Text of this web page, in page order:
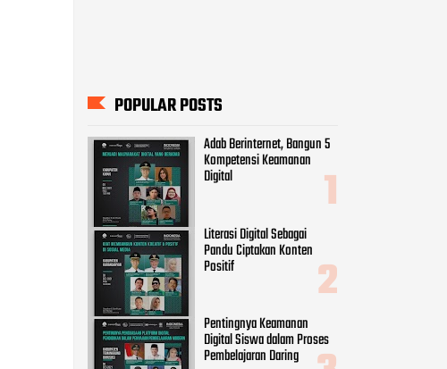
POPULAR POSTS
Adab Berinternet, Bangun 5
Kompetensi Keamanan
Digital
Literasi Digital Sebagai
Pandu Ciptakan Konten
Positif
Pentingnya Keamanan
Digital Siswa dalam Proses
Pembelajaran Daring